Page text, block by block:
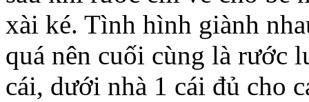
xài ké. Tình hình giành
quá nên cuối cùng là rước
cái, dưới nhà 1 cái đủ cho